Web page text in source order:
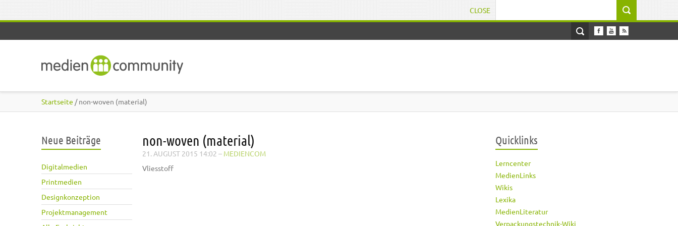
CLOSE
Startseite / non-woven (material)
Neue Beiträge
Digitalmedien
Printmedien
Designkonzeption
Projektmanagement
non-woven (material)
21. AUGUST 2015 14:02 – MEDIENCOM
Vliesstoff
Quicklinks
Lerncenter
MedienLinks
Wikis
Lexika
MedienLiteratur
Verpackungstechnik-Wiki